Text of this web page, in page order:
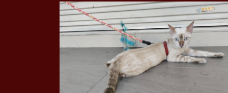
卡哇伊弟弟（已到新家）